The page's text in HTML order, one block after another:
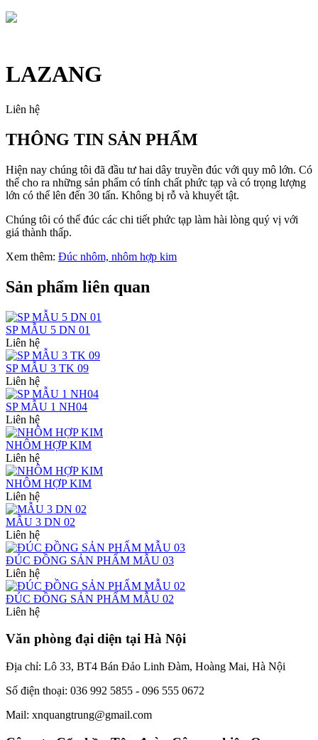
LAZANG
Liên hệ
THÔNG TIN SẢN PHẨM
Hiện nay chúng tôi đã đầu tư hai dây truyền đúc với quy mô lớn. Có
thể cho ra những sản phẩm có tính chất phức tạp và có trọng lượng
lớn có thể lên đến 30 tấn. Không bị rỗ và khuyết tật.
Chúng tôi có thể đúc các chi tiết phức tạp làm hài lòng quý vị với
giá thành thấp.
Xem thêm: Đúc nhôm, nhôm hợp kim
Sản phẩm liên quan
SP MẪU 5 DN 01
Liên hệ
SP MẪU 3 TK 09
Liên hệ
SP MẪU 1 NH04
Liên hệ
NHÔM HỢP KIM
Liên hệ
NHÔM HỢP KIM
Liên hệ
MẪU 3 DN 02
Liên hệ
ĐÚC ĐỒNG SẢN PHẨM MẪU 03
Liên hệ
ĐÚC ĐỒNG SẢN PHẨM MẪU 02
Liên hệ
Văn phòng đại diện tại Hà Nội
Địa chỉ: Lô 33, BT4 Bán Đảo Linh Đàm, Hoàng Mai, Hà Nội
Số điện thoại: 036 992 5855 - 096 555 0672
Mail: xnquangtrung@gmail.com